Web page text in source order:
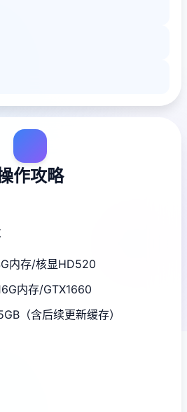
作攻略
内存/核显HD520
内存/GTX1660
（含后续更新缓存）